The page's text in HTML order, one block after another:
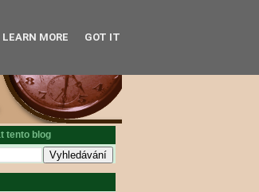
tento blog
LEARN MORE GOT IT